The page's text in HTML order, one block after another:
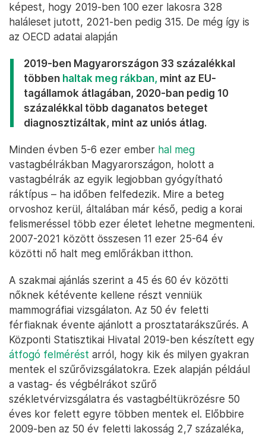
képest, hogy 2019-ben 100 ezer lakosra 328
haláleset jutott, 2021-ben pedig 315. De még így is
az OECD adatai alapján
2019-ben Magyarországon 33 százalékkal
többen haltak meg rákban, mint az EU-
tagállamok átlagában, 2020-ban pedig 10
százalékkal több daganatos beteget
diagnosztizáltak, mint az uniós átlag.
Minden évben 5-6 ezer ember hal meg
vastagbélrákban Magyarországon, holott a
vastagbélrák az egyik legjobban gyógyítható
ráktípus – ha időben felfedezik. Mire a beteg
orvoshoz kerül, általában már késő, pedig a korai
felismeréssel több ezer életet lehetne megmenteni.
2007-2021 között összesen 11 ezer 25-64 év
közötti nő halt meg emlőrákban itthon.
A szakmai ajánlás szerint a 45 és 60 év közötti
nőknek kétévente kellene részt venniük
mammográfiai vizsgálaton. Az 50 év feletti
férfiaknak évente ajánlott a prosztatarákszűrés. A
Központi Statisztikai Hivatal 2019-ben készített egy
átfogó felmérést arról, hogy kik és milyen gyakran
mentek el szűrővizsgálatokra. Ezek alapján például
a vastag- és végbélrákot szűrő
székletvérvizsgálatra és vastagbéltükrözésre 50
éves kor felett egyre többen mentek el. Előbbire
2009-ben az 50 év feletti lakosság 2,7 százaléka,